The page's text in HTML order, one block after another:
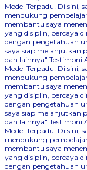
Model Terpadu! Di sini,
mendukung
membantu saya
yang disiplin, percaya
dengan pengetahuan
saya siap melanjutkan
dan lainnya" Testimoni
Model Terpadu! Di sini,
mendukung
membantu saya
yang disiplin, percaya
dengan pengetahuan
saya siap melanjutkan
dan lainnya" Testimoni
Model Terpadu! Di sini,
mendukung
membantu saya
yang disiplin, percaya
dengan pengetahuan